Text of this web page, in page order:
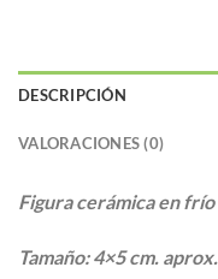
DESCRIPCIÓN
VALORACIONES (0)
Figura cerámica en frío
Tamaño: 4×5 cm. aprox.